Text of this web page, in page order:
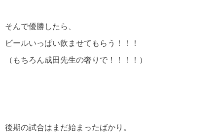
そんで優勝したら、
ビールいっぱい飲ませてもらう！！！
（もちろん成田先生の奢りで！！！！）
後期の試合はまだ始まったばかり。